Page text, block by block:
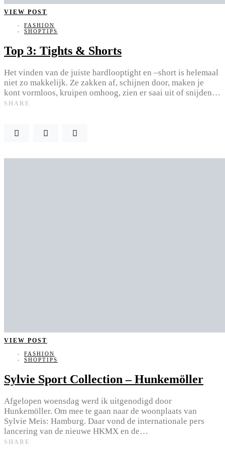
VIEW POST
FASHION
SHOPTIPS
Top 3: Tights & Shorts
Het vinden van de juiste hardlooptight en –short is helemaal
niet zo makkelijk. Ze zakken af, schijnen door, maken je
kont vormloos, kruipen omhoog, zien er saai uit of snijden…
SHARE
VIEW POST
FASHION
SHOPTIPS
Sylvie Sport Collection – Hunkemöller
Afgelopen woensdag werd ik uitgenodigd door
Hunkemöller. Om mee te gaan naar de woonplaats van
Sylvie Meis: Hamburg. Daar vond de internationale pers
lancering van de nieuwe HKMX en de…
SHARE